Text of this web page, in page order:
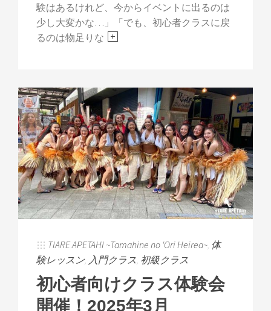
験はあるけれど、今からイベントに出るのは
少し大変かな…」「でも、初心者クラスに戻
るのは物足りな
TIARE APETAHI ~Tamahine no 'Ori Heirea~, 体
験レッスン, 入門クラス, 初級クラス
初心者向けクラス体験会
開催！2025年3月